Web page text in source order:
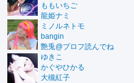
ももいちご
龍姫ナミ
ミノルネトモ
bangin
艶兎@プロフ読んでね
ゆきこ
かぐやひかる
大槻紅子